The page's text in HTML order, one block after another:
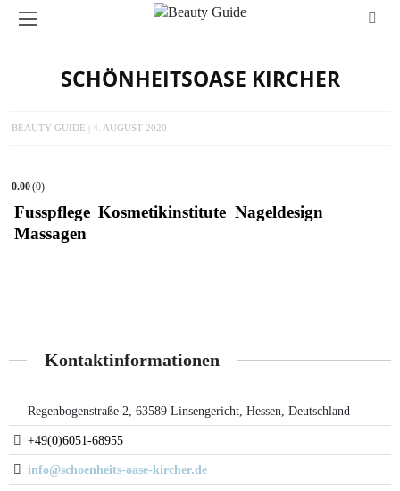
SCHÖNHEITSOASE KIRCHER
BEAUTY-GUIDE 4. AUGUST 2020
0.00 0
Fusspflege Kosmetikinstitute Nageldesign
Massagen
Kontaktinformationen
Regenbogenstraße 2, 63589 Linsengericht, Hessen, Deutschland
+49(0)6051-68955
info@schoenheits-oase-kircher.de